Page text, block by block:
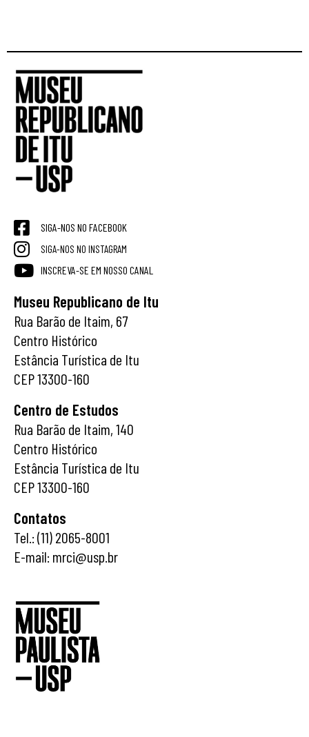
SIGA-NOS NO FACEBOOK
SIGA-NOS NO INSTAGRAM
INSCREVA-SE EM NOSSO CANAL
Museu Republicano de Itu
Rua Barão de Itaim, 67
Centro Histórico
Estância Turística de Itu
CEP 13300-160
Centro de Estudos
Rua Barão de Itaim, 140
Centro Histórico
Estância Turística de Itu
CEP 13300-160
Contatos
Tel.: (11) 2065-8001
E-mail: mrci@usp.br